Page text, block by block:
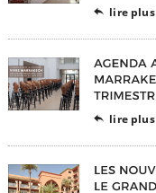
 lire plus
 lire plus